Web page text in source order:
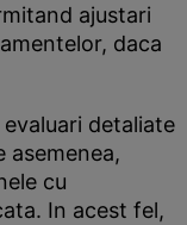
ajustari
daca
detaliate
asemenea,
cu
In acest fel,